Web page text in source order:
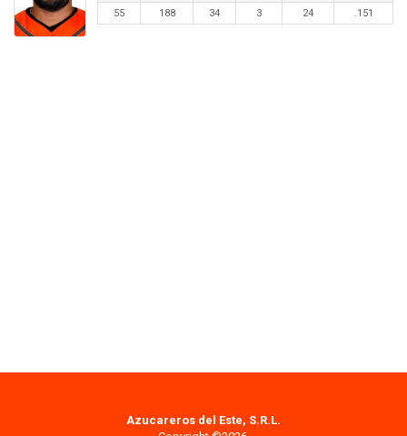
55 188 34 3 24 .151
Azucareros del Este, S.R.L.